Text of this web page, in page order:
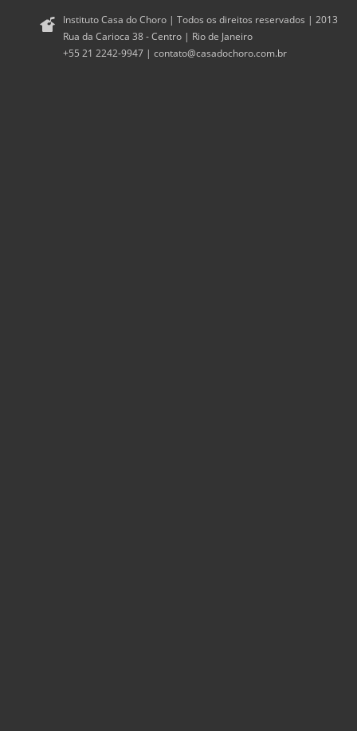
Instituto Casa do Choro | Todos os direitos reservados | 2013
Rua da Carioca 38 - Centro | Rio de Janeiro
+55 21 2242-9947 | contato@casadochoro.com.br